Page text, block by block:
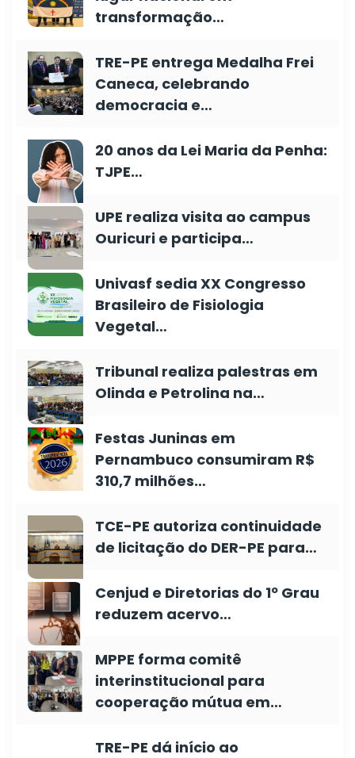
transformação…
TRE-PE entrega Medalha Frei
Caneca, celebrando
democracia e…
20 anos da Lei Maria da Penha:
TJPE…
UPE realiza visita ao campus
Ouricuri e participa…
Univasf sedia XX Congresso
Brasileiro de Fisiologia
Vegetal…
Tribunal realiza palestras em
Olinda e Petrolina na…
Festas Juninas em
Pernambuco consumiram R$
310,7 milhões…
TCE-PE autoriza continuidade
de licitação do DER-PE para…
Cenjud e Diretorias do 1º Grau
reduzem acervo…
MPPE forma comitê
interinstitucional para
cooperação mútua em…
TRE-PE dá início ao